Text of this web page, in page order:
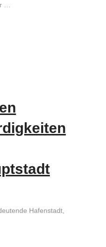
…
Hafenstadt,